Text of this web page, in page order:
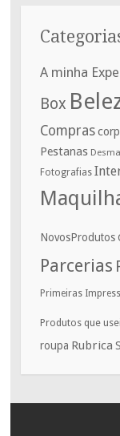
A minha
Box
Compras
Pestanas
Fotografias
NovosProdutos
Parcerias
Primeiras
Produtos que usei
roupa Rubrica